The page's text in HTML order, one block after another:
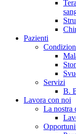
B. Braun in
Pazienti
Servizi
B.
Lavora con noi
La nostra